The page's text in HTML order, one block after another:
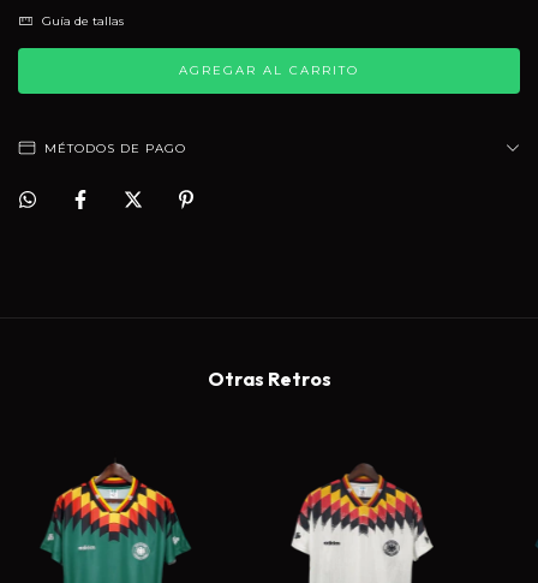
Guía de tallas
MÉTODOS DE PAGO
Otras Retros